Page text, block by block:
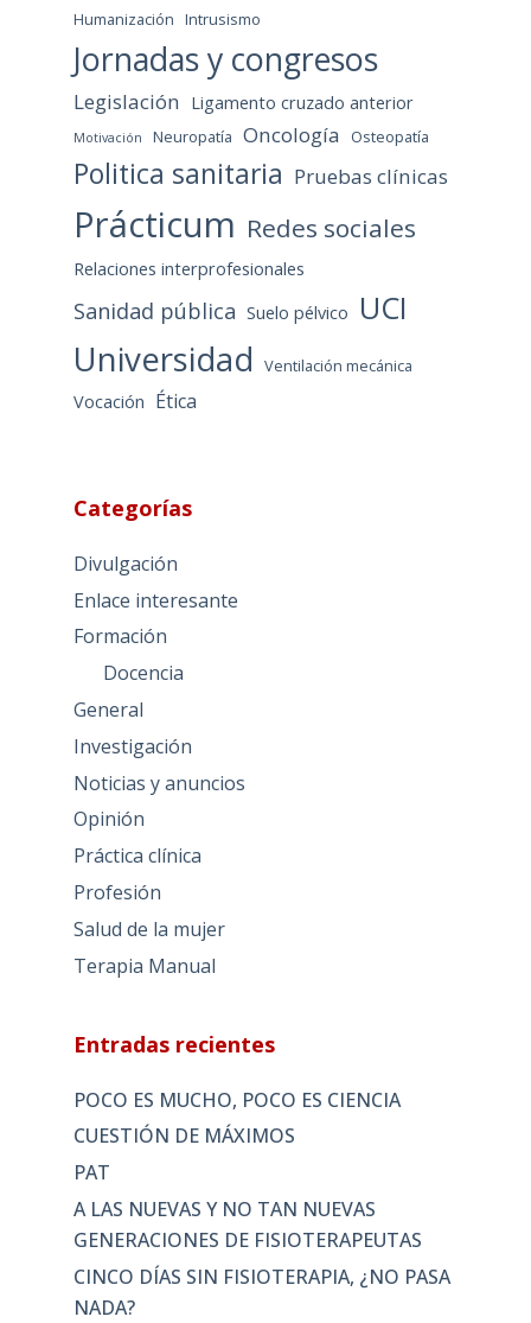
Humanización Intrusismo
Jornadas y congresos
Legislación Ligamento cruzado anterior
Motivación Neuropatía Oncología Osteopatía
Politica sanitaria Pruebas clínicas
Prácticum Redes sociales
Relaciones interprofesionales
Sanidad pública Suelo pélvico UCI
Universidad Ventilación mecánica
Vocación Ética
Categorías
Divulgación
Enlace interesante
Formación
Docencia
General
Investigación
Noticias y anuncios
Opinión
Práctica clínica
Profesión
Salud de la mujer
Terapia Manual
Entradas recientes
POCO ES MUCHO, POCO ES CIENCIA
CUESTIÓN DE MÁXIMOS
PAT
A LAS NUEVAS Y NO TAN NUEVAS
GENERACIONES DE FISIOTERAPEUTAS
CINCO DÍAS SIN FISIOTERAPIA, ¿NO PASA
NADA?